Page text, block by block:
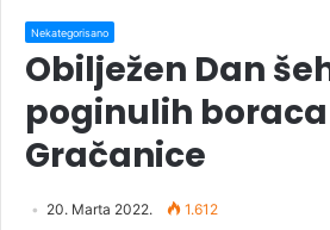
Nekategorisano
Obilježen Dan
poginulih boraca
Gračanice
20. Marta 2022. 1.612